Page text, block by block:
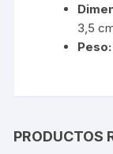
3,5
Peso:
PRODUCTOS